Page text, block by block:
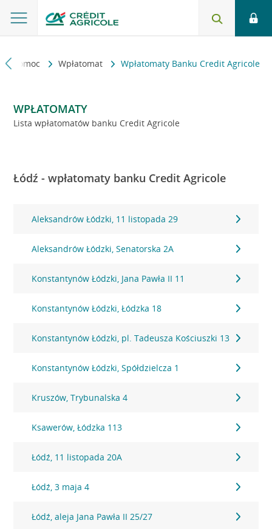
i pomoc Wpłatomat Wpłatomaty Banku Credit Agricole
WPŁATOMATY
Lista wpłatomatów banku Credit Agricole
Łódź - wpłatomaty banku Credit Agricole
Aleksandrów Łódzki, 11 listopada 29
Aleksandrów Łódzki, Senatorska 2A
Konstantynów Łódzki, Jana Pawła II 11
Konstantynów Łódzki, Łódzka 18
Konstantynów Łódzki, pl. Tadeusza Kościuszki 13
Konstantynów Łódzki, Spółdzielcza 1
Kruszów, Trybunalska 4
Ksawerów, Łódzka 113
Łódź, 11 listopada 20A
Łódź, 3 maja 4
Łódź, aleja Jana Pawła II 25/27